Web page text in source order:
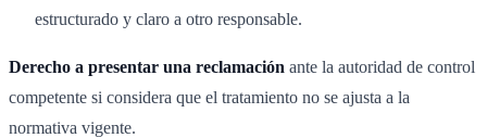
estructurado y claro a otro responsable.
Derecho a presentar una reclamación ante la autoridad de control
competente si considera que el tratamiento no se ajusta a la
normativa vigente.